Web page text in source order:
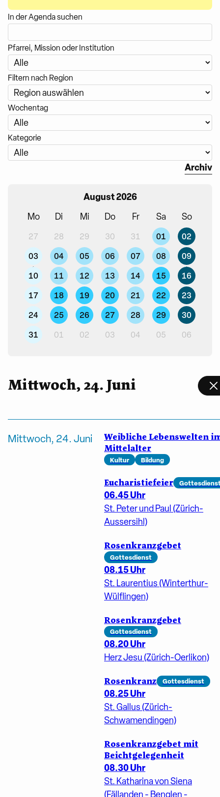
In der Agenda suchen
Pfarrei, Mission oder Institution
Filtern nach Region
Wochentag
Kategorie
Archiv
August 2026
Mo Di Mi Do Fr Sa So
27 28 29 30 31 01
02
03
04 05 06 07 08
09
10
11 12 13 14 15
16
17
18 19 20 21 22
23
24
25 26 27 28 29
30
31
01 02 03 04 05 06
Mittwoch, 24. Juni
Mittwoch, 24. Juni
Weibliche Lebenswelten
Mittelalter
Kultur Bildung
Eucharistiefeier
06.45 Uhr
St. Peter und Paul (Zürich-
Aussersihl)
Rosenkranzgebet
Gottesdienst
08.15 Uhr
St. Laurentius (Winterthur-
Wülflingen)
Rosenkranzgebet
Gottesdienst
08.20 Uhr
Herz Jesu (Zürich-Oerlikon)
Rosenkranz Gottesdienst
08.25 Uhr
St. Gallus (Zürich-
Schwamendingen)
Rosenkranzgebet mit
Beichtgelegenheit
08.30 Uhr
St. Katharina von Siena
(Fällanden - Benglen -